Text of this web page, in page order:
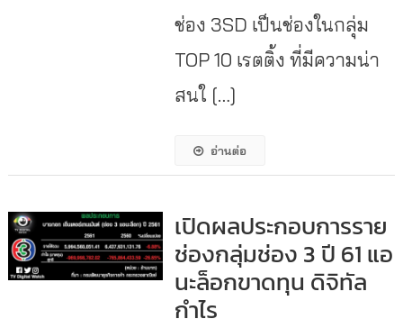
ช่อง 3SD เป็นช่องในกลุ่ม
TOP 10 เรตติ้ง ที่มีความน่า
สนใ […]
อ่านต่อ
เปิดผลประกอบการราย
ช่องกลุ่มช่อง 3 ปี 61 แอ
นะล็อกขาดทุน ดิจิทัล
กำไร